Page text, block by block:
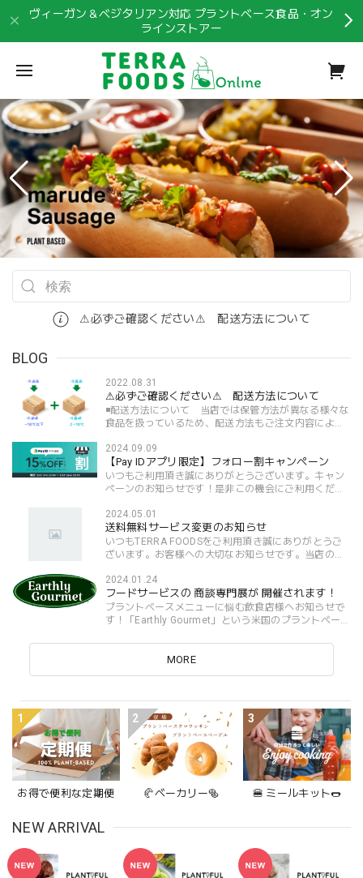
ヴィーガン＆ベジタリアン対応 プラントベース食品・オン
ラインストアー
⚠︎必ずご確認ください⚠︎ 配送方法について
BLOG
2022.08.31
⚠︎必ずご確認ください⚠︎ 配送方法について
◾️配送方法について 当店では保管方法が異なる様々な
食品を扱っているため、配送方法もご注文内容により
ご購入の場合 →「冷凍品」を【冷凍便】、「冷蔵
品」...
2024.09.09
【Pay IDアプリ限定】フォロー割キャンペーン
いつもご利用頂き誠にありがとうございます。キャン
ペーンのお知らせです！是非この機会にご利用くださ
ャンペーンショッピングアプリ「Pay ID」でのお買...
2024.05.01
送料無料サービス変更のお知らせ
いつもTERRA FOODSをご利用頂き誠にありがとうご
ざいます。お客様への大切なお知らせです。当店の送
ます。燃料高騰の影響により、送料無料サービスの条
件を変更...
2024.01.24
フードサービスの 商談専門展が 開催されます！
プラントベースメニューに悩む飲食店様へお知らせで
す！「Earthly Gourmet」という米国のプラントベース
まだ日本にはない海外からのプラントベース食品があ
MORE
1
お得で便利な定期便
2
🥐ベーカリー🥯
3
🍔 ミールキット🌭
NEW ARRIVAL